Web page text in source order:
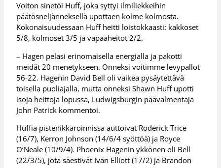
Voiton sinetöi Huff, joka syttyi ilmiliekkeihin
päätösneljänneksellä upottaen kolme kolmosta.
Kokonaisuudessaan Huff heitti loistokkaasti: kakkoset
5/8, kolmoset 3/5 ja vapaaheitot 2/2.
– Hagen pelasi erinomaisella energialla ja pakotti
meidät 20 menetykseen. Onneksi voitimme levypallot
56-22. Hagenin David Bell oli vaikea pysäytettävä
toisella puoliajalla, mutta onneksi Shawn Huff upotti
isoja heittoja lopussa, Ludwigsburgin päävalmentaja
John Patrick kommentoi.
Huffia pistenikkaroinnissa auttoivat Roderick Trice
(16/7), Kerron Johnson (14/6/4 syöttöä) ja Royce
O’Neale (10/9/4). Phoenix Hagenin ykkönen oli Bell
(22/3/5), jota säestivät Ivan Elliott (17/2) ja Brandon